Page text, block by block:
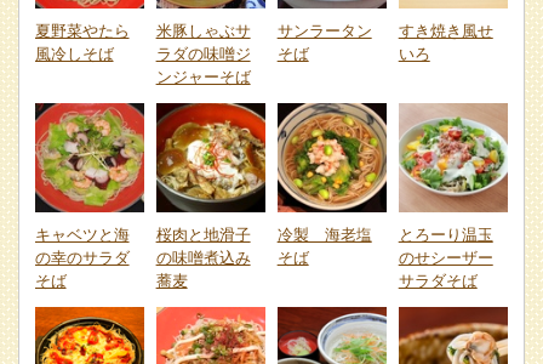
夏野菜やたら
風冷しそば
米豚しゃぶサ
ラダの味噌ジ
ンジャーそば
サンラータン
そば
すき焼き風せ
いろ
キャベツと海
の幸のサラダ
そば
桜肉と地滑子
の味噌煮込み
蕎麦
冷製 海老塩
そば
とろーり温玉
のせシーザー
サラダそば